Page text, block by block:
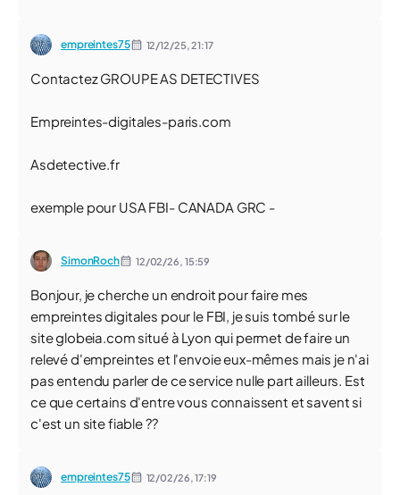
empreintes75 12/12/25,21:17
Contactez GROUPE AS DETECTIVES
Empreintes-digitales-paris.com
Asdetective.fr
exemple pour USA FBI- CANADA GRC -
SimonRoch 12/02/26, 15:59
Bonjour, je cherche un endroit pour faire mes
empreintes digitales pour le FBI, je suis tombé sur le
site globeia.com situé à Lyon qui permet de faire un
relevé d'empreintes et l'envoie eux-mêmes mais je n'ai
pas entendu parler de ce service nulle part ailleurs. Est
ce que certains d'entre vous connaissent et savent si
c'est un site fiable ??
empreintes75 12/02/26,17:19